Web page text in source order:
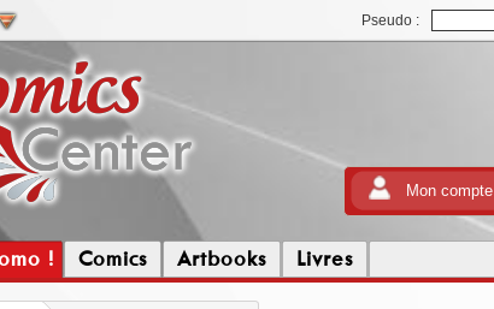
Pseudo :
Mon compte
! Comics Artbooks Livres